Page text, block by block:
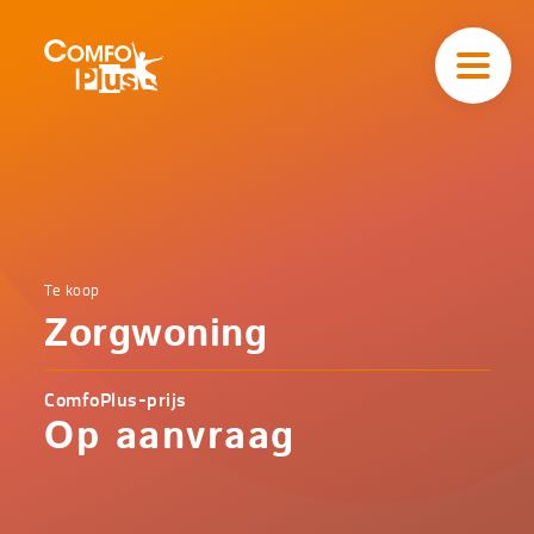
Home
Comfort
Zorgwoning
Comfoplus
-
Te koop
Zorgwoning
ComfoPlus-prijs
Op aanvraag
navigatieComfoPlus